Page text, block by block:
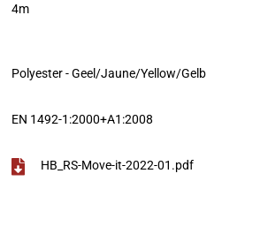
4m
Polyester - Geel/Jaune/Yellow/Gelb
EN 1492-1:2000+A1:2008
HB_RS-Move-it-2022-01.pdf